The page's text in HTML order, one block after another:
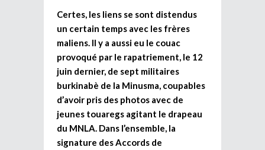
Certes, les liens se sont distendus
un certain temps avec les frères
maliens. Il y a aussi eu le couac
provoqué par le rapatriement, le 12
juin dernier, de sept militaires
burkinabè de la Minusma, coupables
d’avoir pris des photos avec de
jeunes touaregs agitant le drapeau
du MNLA. Dans l’ensemble, la
signature des Accords de